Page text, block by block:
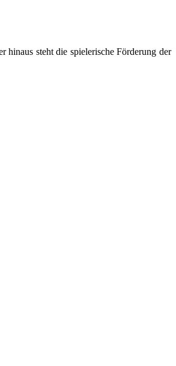
steht die spielerische Förderung der